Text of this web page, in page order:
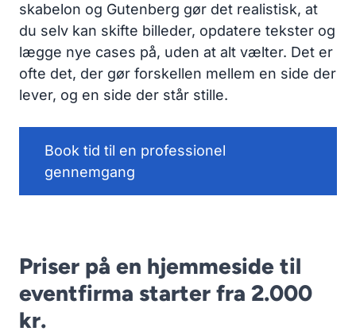
skabelon og Gutenberg gør det realistisk, at
du selv kan skifte billeder, opdatere tekster og
lægge nye cases på, uden at alt vælter. Det er
ofte det, der gør forskellen mellem en side der
lever, og en side der står stille.
Book tid til en professionel
gennemgang
Priser på en hjemmeside til
eventfirma starter fra 2.000
kr.